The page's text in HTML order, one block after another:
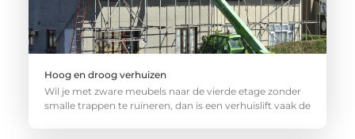
Hoog en droog verhuizen
Wil je met zware meubels naar de vierde etage zonder
smalle trappen te ruïneren, dan is een verhuislift vaak de